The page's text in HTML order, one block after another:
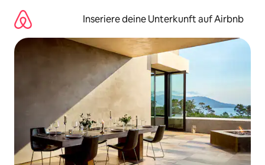
Inhalten
springen
Inseriere deine Unterkunft auf Airbnb